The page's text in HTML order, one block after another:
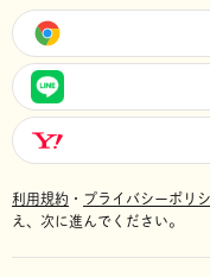
利用規約 ・ プライバシーポリ
え、次に進んでください。